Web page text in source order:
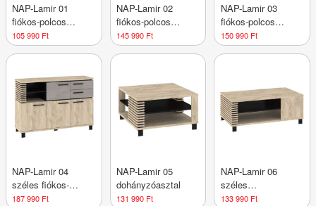
NAP-Lamir 01
fiókos-polcos
íróasztal
105 990 Ft
NAP-Lamir 02
fiókos-polcos
íróasztal
145 990 Ft
NAP-Lamir 03
fiókos-polcos
komód
150 990 Ft
NAP-Lamir 04
széles fiókos-
polcos komód
187 990 Ft
NAP-Lamir 05
dohányzóasztal
131 990 Ft
NAP-Lamir 06
széles
dohányzóasztal
133 990 Ft